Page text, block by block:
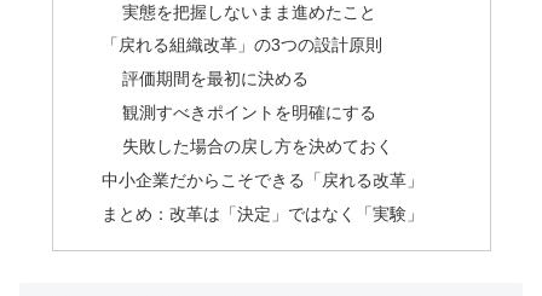
実態を把握しないまま進めたこと
「戻れる組織改革」の3つの設計原則
評価期間を最初に決める
観測すべきポイントを明確にする
失敗した場合の戻し方を決めておく
中小企業だからこそできる「戻れる改革」
まとめ：改革は「決定」ではなく「実験」